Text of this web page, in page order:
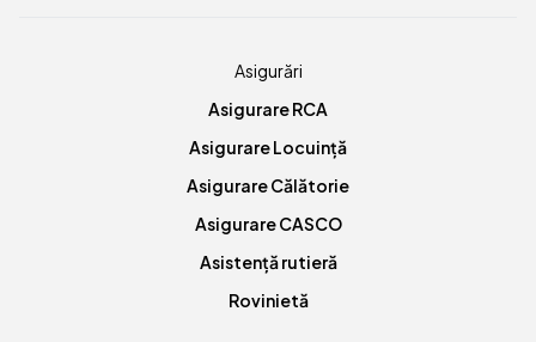
Asigurări
Asigurare RCA
Asigurare Locuință
Asigurare Călătorie
Asigurare CASCO
Asistență rutieră
Rovinietă